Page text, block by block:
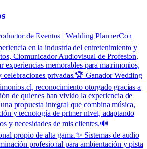
de Eventos | Wedding PlannerCon
en la industria del entretenimiento y
Ciomunicador Audiovisual de Profesion,
experiencias memorables para matrimonios,
celebraciones privadas.🏆 Ganador Wedding
reconocimiento otorgado gracias a
de quienes han vivido la experiencia de
propuesta integral que combina música,
y tecnología de primer nivel, adaptando
y necesidades de mis clientes.🔊
propio de alta gama.✨ Sistemas de audio
profesional para ambientación y pista